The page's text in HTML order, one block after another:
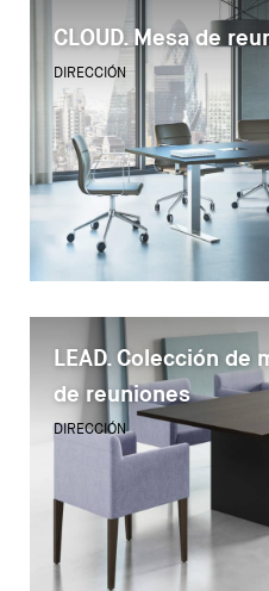
CLOUD. Mesa de
DIRECCIÓN
LEAD. Colección de
de reuniones
DIRECCIÓN